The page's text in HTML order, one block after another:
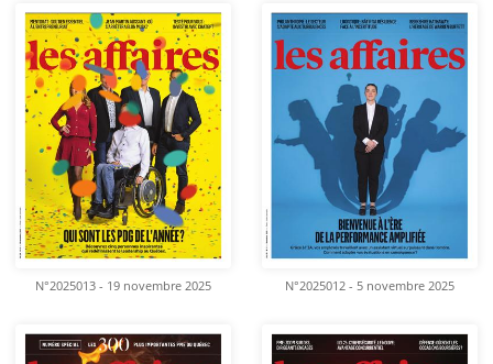
N°2025013 - 19 novembre 2025 N°2025012 - 5 novembre 2025